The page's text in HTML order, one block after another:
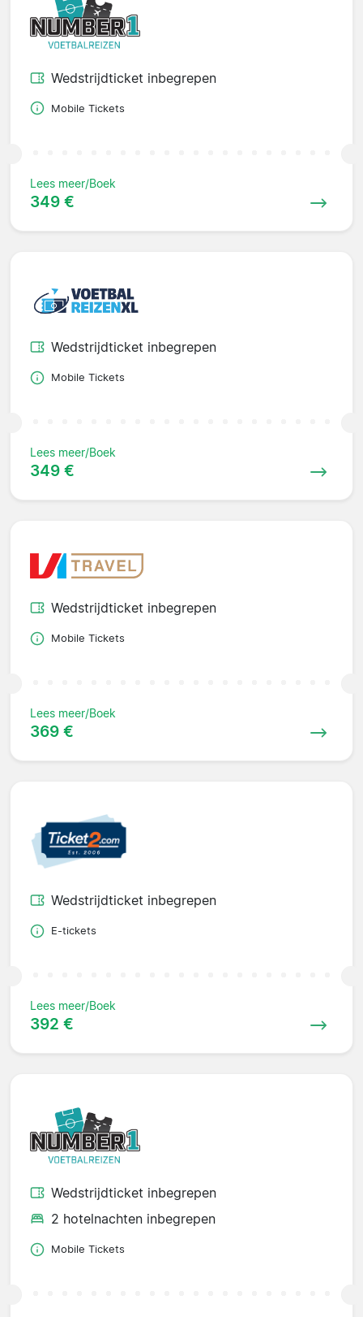
Wedstrijdticket inbegrepen
Mobile Tickets
Lees meer/Boek
349 €
Wedstrijdticket inbegrepen
Mobile Tickets
Lees meer/Boek
349 €
Wedstrijdticket inbegrepen
Mobile Tickets
Lees meer/Boek
369 €
Wedstrijdticket inbegrepen
E-tickets
Lees meer/Boek
392 €
Wedstrijdticket inbegrepen
2 hotelnachten inbegrepen
Mobile Tickets